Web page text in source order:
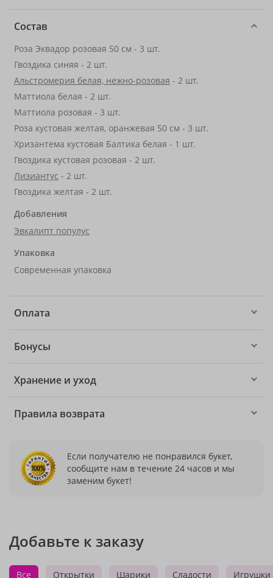
Состав
Роза Эквадор розовая 50 см - 3 шт.
Гвоздика синяя - 2 шт.
Альстромерия белая, нежно-розовая - 2 шт.
Маттиола белая - 2 шт.
Маттиола розовая - 3 шт.
Роза кустовая желтая, оранжевая 50 см - 3 шт.
Хризантема кустовая Балтика белая - 1 шт.
Гвоздика кустовая розовая - 2 шт.
Лизиантус - 2 шт.
Гвоздика желтая - 2 шт.
Добавления
Эвкалипт популус
Упаковка
Современная упаковка
Оплата
Бонусы
Хранение и уход
Правила возврата
Если получателю не понравился букет,
сообщите нам в течение 24 часов и мы
заменим букет!
Добавьте к заказу
Все Открытки Шарики Сладости Игрушки